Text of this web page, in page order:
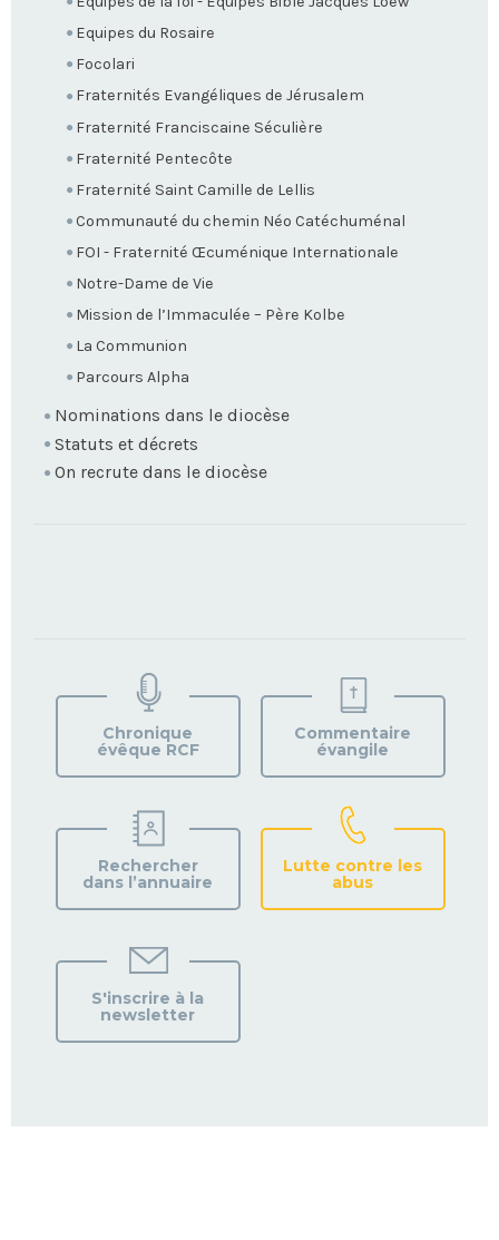
Equipes du Rosaire
Focolari
Fraternités Evangéliques de Jérusalem
Fraternité Franciscaine Séculière
Fraternité Pentecôte
Fraternité Saint Camille de Lellis
Communauté du chemin Néo Catéchuménal
FOI - Fraternité Œcuménique Internationale
Notre-Dame de Vie
Mission de l’Immaculée – Père Kolbe
La Communion
Parcours Alpha
Nominations dans le diocèse
Statuts et décrets
On recrute dans le diocèse
VOTRE
PAROISSE
Chronique
évêque RCF
Commentaire
évangile
Rechercher
dans l’annuaire
Lutte contre les
abus
S'inscrire à la
newsletter